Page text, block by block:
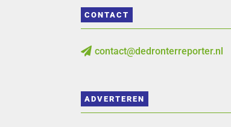
CONTACT
 contact@dedronterreporter.nl
ADVERTEREN